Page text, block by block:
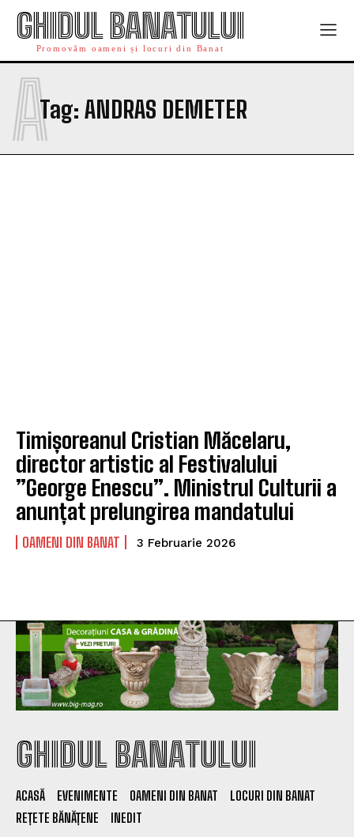
GHIDUL BANATULUI
Promovăm oameni și locuri din Banat
Tag: ANDRAS DEMETER
A
Timișoreanul Cristian Măcelaru,
director artistic al Festivalului
”George Enescu”. Ministrul Culturii a
anunțat prelungirea mandatului
OAMENI DIN BANAT 3 Februarie 2026
GHIDUL BANATULUI
ACASĂ EVENIMENTE OAMENI DIN BANAT
LOCURI DIN BANAT
REȚETE BĂNĂȚENE
INEDIT